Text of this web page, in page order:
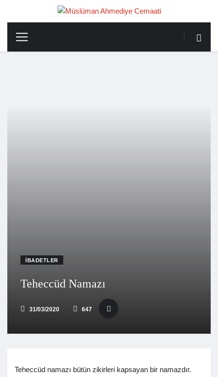
İBADETLER
Teheccüd Namazı
31/03/2020 647
Teheccüd namazı bütün zikirleri kapsayan bir namazdır.